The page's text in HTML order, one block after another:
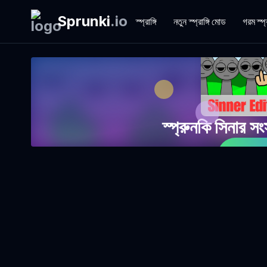
Sprunki.io স্প্রাঙ্গি নতুন স্প্রাঙ্গি মোড গরম
স্প্রুনকি সিনার